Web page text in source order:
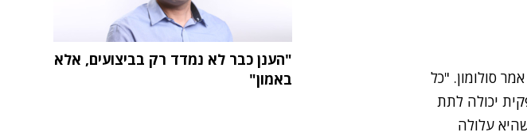
סולומון. "כל
יכולה לתת
עלולה
"הענן כבר לא נמדד רק בביצועים, אלא
באמון"